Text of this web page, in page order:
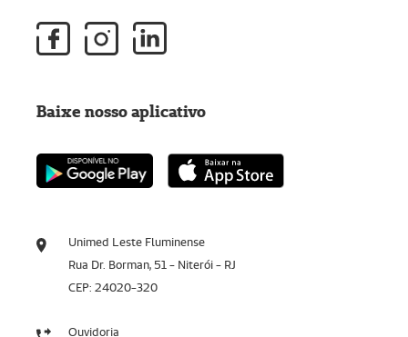
Unimed Leste Fluminense
Rua Dr. Borman, 51 - Niterói - RJ
CEP: 24020-320
Ouvidoria
Baixe nosso aplicativo